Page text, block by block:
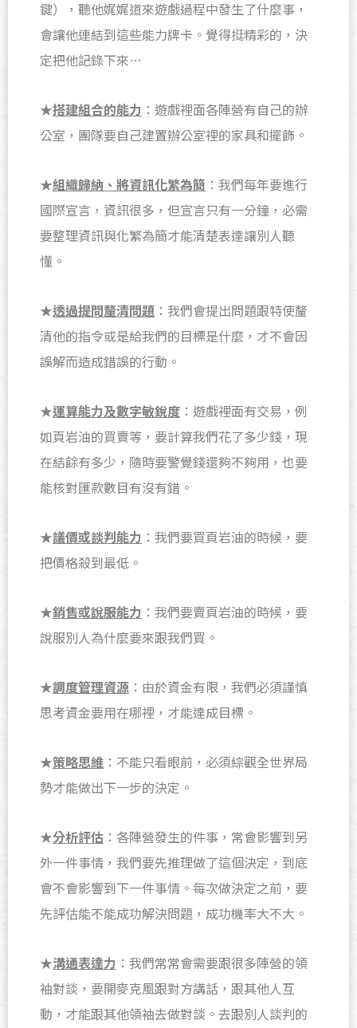
鍵），聽他娓娓道來遊戲過程中發生了什麼事，
會讓他連結到這些能力牌卡。覺得挺精彩的，決
定把他記錄下來…
★搭建組合的能力 ：遊戲裡面各陣營有自己的辦
公室，團隊要自己建置辦公室裡的家具和擺飾。
★組織歸納、將資訊化繁為簡 ：我們每年要進行
國際宣言，資訊很多，但宣言只有一分鐘，必需
要整理資訊與化繁為簡才能清楚表達讓別人聽
懂。
★透過提問釐清問題 ：我們會提出問題跟特使釐
清他的指令或是給我們的目標是什麼，才不會因
誤解而造成錯誤的行動。
★運算能力及數字敏銳度 ：遊戲裡面有交易，例
如頁岩油的買賣等，要計算我們花了多少錢，現
在結餘有多少，隨時要警覺錢還夠不夠用，也要
能核對匯款數目有沒有錯。
★議價或談判能力 ：我們要買頁岩油的時候，要
把價格殺到最低。
★銷售或說服能力 ：我們要賣頁岩油的時候，要
說服別人為什麼要來跟我們買。
★調度管理資源 ：由於資金有限，我們必須謹慎
思考資金要用在哪裡，才能達成目標。
★策略思維 ：不能只看眼前，必須綜觀全世界局
勢才能做出下一步的決定。
★分析評估 ：各陣營發生的件事，常會影響到另
外一件事情，我們要先推理做了這個決定，到底
會不會影響到下一件事情。每次做決定之前，要
先評估能不能成功解決問題，成功機率大不大。
★溝通表達力 ：我們常常會需要跟很多陣營的領
袖對談，要開麥克風跟對方講話，跟其他人互
動，才能跟其他領袖去做對談。去跟別人談判的